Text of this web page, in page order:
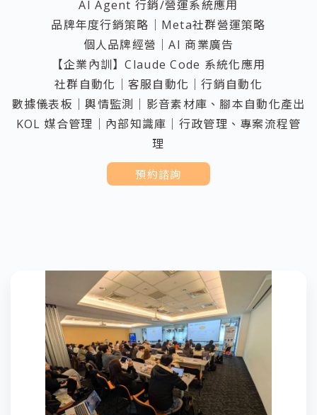
AI Agent 行銷/營運系統應用
品牌年度行銷策略｜Meta社群營運策略
個人品牌經營｜AI 商業廣告
【企業內訓】Claude Code 系統化應用
社群自動化｜客服自動化｜行銷自動化
數據儀表板｜輿情監測｜影音素材庫、腳本自動化產出
KOL 媒合管理｜內部知識庫｜行政管理、專案流程管
理
預約諮詢